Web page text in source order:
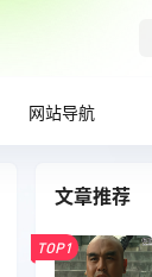
网站导航
文章推荐
TOP1